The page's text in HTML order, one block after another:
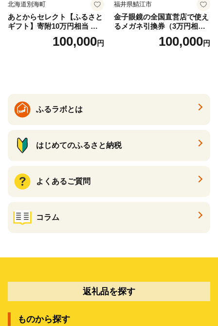
北海道別海町
あとからセレクト【ふるさと
ギフト】寄附10万円相当 あ
とから選べる！ ギフト いく
ら ほたて 海鮮 牛肉 別海町
ギフト ふるさと納税 ）
100,000円
福井県鯖江市
金子眼鏡の全国直営店で使え
るメガネ引換券（3万円相
100,000円
ふるラボとは
はじめてのふるさと納税
よくあるご質問
コラム
返礼品を探す
ものから探す